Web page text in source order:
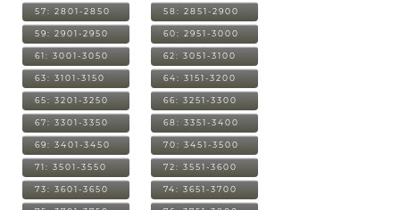
57: 2801-2850 58: 2851-2900
59: 2901-2950 60: 2951-3000
61: 3001-3050 62: 3051-3100
63: 3101-3150 64: 3151-3200
65: 3201-3250 66: 3251-3300
67: 3301-3350 68: 3351-3400
69: 3401-3450 70: 3451-3500
71: 3501-3550 72: 3551-3600
73: 3601-3650 74: 3651-3700